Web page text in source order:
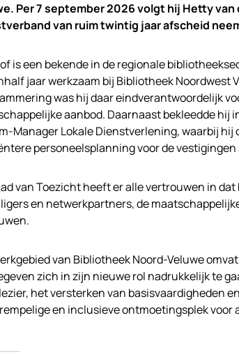
Per 7 september 2026 volgt hij Hetty
van ruim twintig jaar afscheid
is een bekende in de regionale
jaar werkzaam bij Bibliotheek Noordwest
was hij daar eindverantwoordelijk
aanbod. Daarnaast bekleedde hij
Manager Lokale Dienstverlening, waarbij hij
personeelsplanning voor de vestigingen
van Toezicht heeft er alle vertrouwen in
en netwerkpartners, de
van Bibliotheek Noord-Veluwe
zich in zijn nieuwe rol nadrukkelijk te
het versterken van basisvaardigheden
en inclusieve ontmoetingsplek voor